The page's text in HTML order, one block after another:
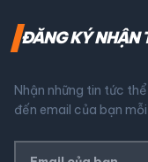
ĐĂNG KÝ NHẬN
Nhận những tin tức
đến email của bạn